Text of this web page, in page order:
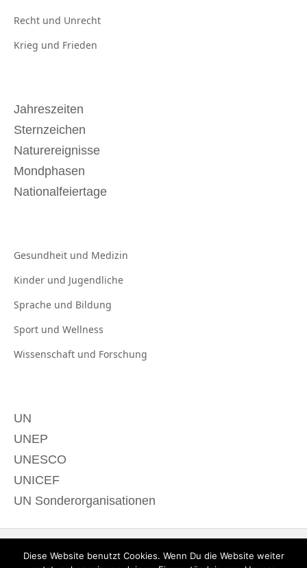
Recht und Unrecht
Krieg und Frieden
Jahreszeiten
Sternzeichen
Naturereignisse
Mondphasen
Nationalfeiertage
Gesundheit und Medizin
Kinder und Jugendliche
Sprache und Bildung
Sport und Wellness
Wissenschaft und Forschung
UN
UNEP
UNESCO
UNICEF
UN Sonderorganisationen
Diese Website benutzt Cookies. Wenn Du die Website weiter